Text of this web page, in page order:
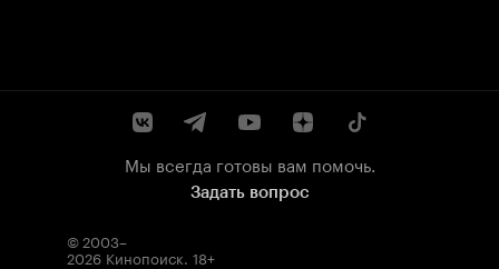
Мы всегда готовы вам помочь.
Задать вопрос
© 2003–
2026 Кинопоиск. 18+